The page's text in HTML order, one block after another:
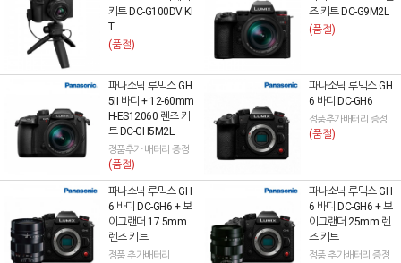
키트 DC-G100DV KI
T
(품절)
즈 키트 DC-G9M2L
(품절)
파나소닉 루믹스 GH
5II 바디 + 12-60mm
H-ES12060 렌즈 키
트 DC-GH5M2L
정품추가 배터리 증정
(품절)
파나소닉 루믹스 GH
6 바디 DC-GH6
정품추가배터리 증정
(품절)
파나소닉 루믹스 GH
6 바디 DC-GH6 + 보
이그랜더 17.5mm
렌즈 키트
정품 추가배터리
파나소닉 루믹스 GH
6 바디 DC-GH6 + 보
이그랜더 25mm 렌
즈 키트
정품 추가배터리 증정